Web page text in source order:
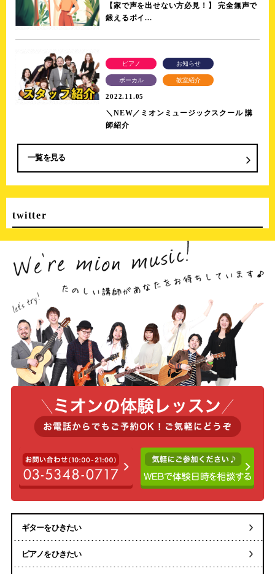
【家で声を出せない方必見！】 完全無声で
鍛えるボイ...
ピアノ お知らせ
ボーカル 教室紹介
2022.11.05
＼NEW／ミオンミュージックスクール 講
師紹介
一覧を見る
twitter
ギターをひきたい
ピアノをひきたい